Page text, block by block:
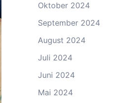
Oktober 2024
September 2024
August 2024
Juli 2024
Juni 2024
Mai 2024